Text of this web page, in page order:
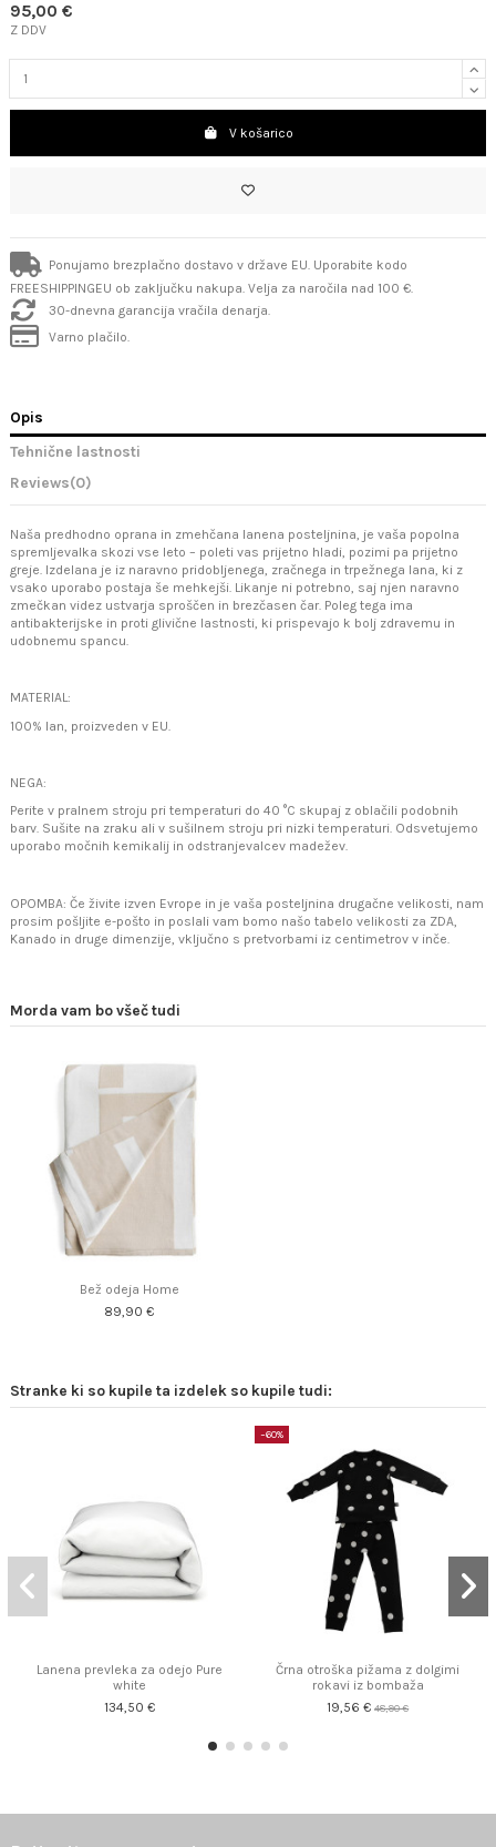
95,00 €
Z DDV
V košarico
Ponujamo brezplačno dostavo v države EU. Uporabite kodo
FREESHIPPINGEU ob zaključku nakupa. Velja za naročila nad 100 €.
30-dnevna garancija vračila denarja.
Varno plačilo.
Opis
Tehnične lastnosti
Reviews(0)
Naša predhodno oprana in zmehčana lanena posteljnina, je vaša popolna
spremljevalka skozi vse leto – poleti vas prijetno hladi, pozimi pa prijetno
greje. Izdelana je iz naravno pridobljenega, zračnega in trpežnega lana, ki z
vsako uporabo postaja še mehkejši. Likanje ni potrebno, saj njen naravno
zmečkan videz ustvarja sproščen in brezčasen čar. Poleg tega ima
antibakterijske in proti glivične lastnosti, ki prispevajo k bolj zdravemu in
udobnemu spancu.
MATERIAL:
100% lan, proizveden v EU.
NEGA:
Perite v pralnem stroju pri temperaturi do 40 °C skupaj z oblačili podobnih
barv. Sušite na zraku ali v sušilnem stroju pri nizki temperaturi. Odsvetujemo
uporabo močnih kemikalij in odstranjevalcev madežev.
OPOMBA: Če živite izven Evrope in je vaša posteljnina drugačne velikosti, nam
prosim pošljite e-pošto in poslali vam bomo našo tabelo velikosti za ZDA,
Kanado in druge dimenzije, vključno s pretvorbami iz centimetrov v inče.
Morda vam bo všeč tudi
Bež odeja Home
89,90 €
Stranke ki so kupile ta izdelek so kupile tudi:
Lanena prevleka za odejo Pure
white
134,50 €
−60%
Črna otroška pižama z dolgimi
rokavi iz bombaža
19,56 €48,90 €